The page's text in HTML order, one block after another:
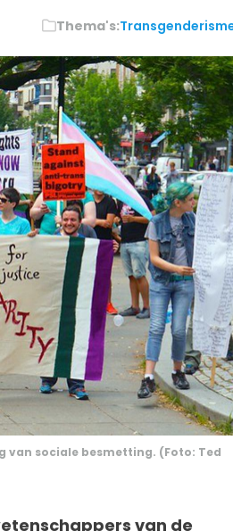
Thema's:
sociale besmetting. (Foto: Ted
van de